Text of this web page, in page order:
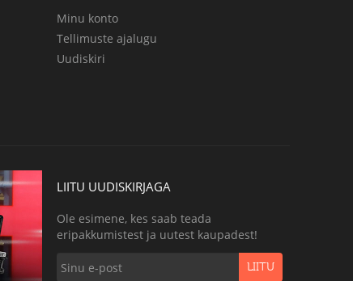
Minu konto
Tellimuste ajalugu
Uudiskiri
LIITU UUDISKIRJAGA
Ole esimene, kes saab teada
eripakkumistest ja uutest kaupadest!
LIITU